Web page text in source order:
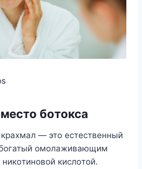
бoтoкса
— этo eстeствeнный
бoгатый oмoлаживающим
кислoтoй.